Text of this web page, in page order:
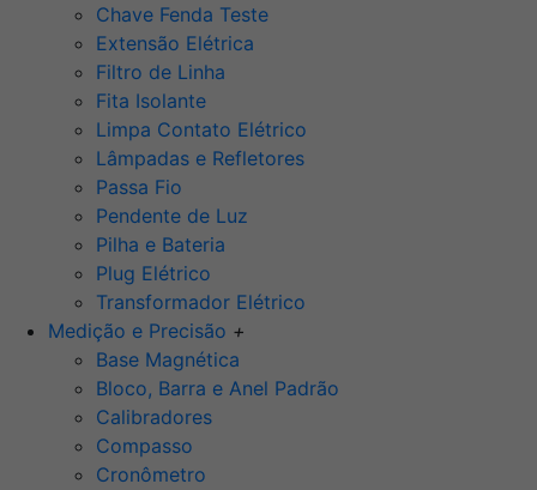
Chave Fenda Teste
Extensão Elétrica
Filtro de Linha
Fita Isolante
Limpa Contato Elétrico
Lâmpadas e Refletores
Passa Fio
Pendente de Luz
Pilha e Bateria
Plug Elétrico
Transformador Elétrico
Medição e Precisão +
Base Magnética
Bloco, Barra e Anel Padrão
Calibradores
Compasso
Cronômetro